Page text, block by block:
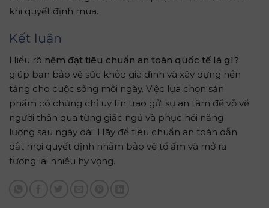
khi quyết định mua.
Kết luận
Hiểu rõ nệm đạt tiêu chuẩn an toàn quốc tế là gì?
giúp bạn bảo vệ sức khỏe gia đình và xây dựng nền
tảng cho cuộc sống mỗi ngày. Việc lựa chọn sản
phẩm có chứng chỉ uy tín trao gửi sự an tâm để vỗ về
người thân qua từng giấc ngủ và phục hồi năng
lượng sau ngày dài. Hãy để tiêu chuẩn an toàn dẫn
dắt mọi quyết định nhằm bảo vệ tổ ấm và mở ra
tương lai nhiều hy vọng.